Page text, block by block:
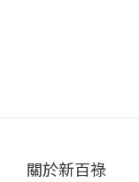
關於新百祿